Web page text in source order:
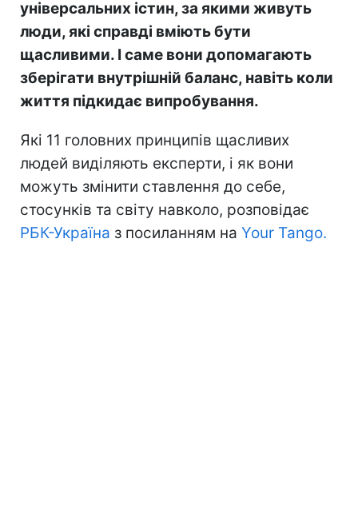
універсальних істин, за якими живуть
люди, які справді вміють бути
щасливими. І саме вони допомагають
зберігати внутрішній баланс, навіть коли
життя підкидає випробування.
Які 11 головних принципів щасливих
людей виділяють експерти, і як вони
можуть змінити ставлення до себе,
стосунків та світу навколо, розповідає
РБК-Україна з посиланням на Your Tango.